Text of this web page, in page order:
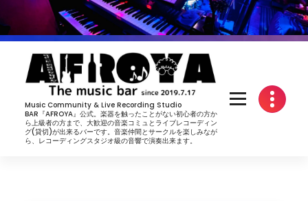
ッ
プ
Music Community & Live Recording Studio
BAR『AFROYA』公式。楽器を触ったことがない初心者の方か
ら上級者の方まで、大歓迎の音楽コミュとライブレコーディン
グ(貸切)が出来るバーです。音楽仲間とサークルを楽しみなが
ら、レコーディングスタジオ級の音響で演奏出来ます。